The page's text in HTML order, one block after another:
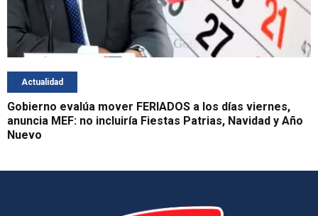
Actualidad
Gobierno evalúa mover FERIADOS a los días viernes,
anuncia MEF: no incluiría Fiestas Patrias, Navidad y Año
Nuevo